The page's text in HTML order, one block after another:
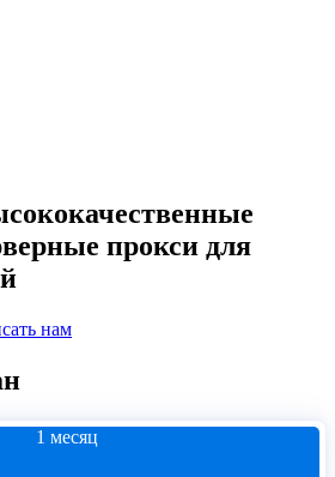
прокси для
нам
1 месяц